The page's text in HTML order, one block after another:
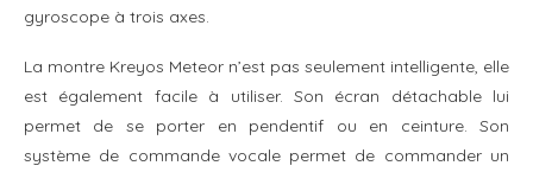
gyroscope à trois axes.
La montre Kreyos Meteor n’est pas seulement intelligente, elle
est également facile à utiliser. Son écran détachable lui
permet de se porter en pendentif ou en ceinture. Son
système de commande vocale permet de commander un